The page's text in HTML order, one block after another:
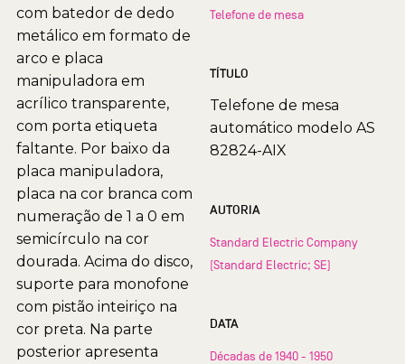
com batedor de dedo
metálico em formato de
arco e placa
manipuladora em
acrílico transparente,
com porta etiqueta
faltante. Por baixo da
placa manipuladora,
placa na cor branca com
numeração de 1 a 0 em
semicírculo na cor
dourada. Acima do disco,
suporte para monofone
com pistão inteiriço na
cor preta. Na parte
posterior apresenta
Telefone de mesa
TÍTULO
Telefone de mesa
automático modelo AS
82824-AIX
AUTORIA
Standard Electric Company
(Standard Electric; SE)
DATA
Décadas de 1940 - 1950